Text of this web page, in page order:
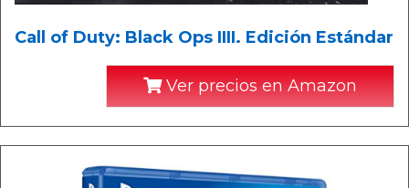
Call of Duty: Black Ops IIII. Edición Estándar
Ver precios en Amazon